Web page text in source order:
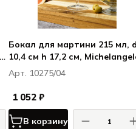
Бокал для мартини 215 мл,
10,4 см h 17,2 см,
Арт. 10275/04
1 052 ₽
В корзину